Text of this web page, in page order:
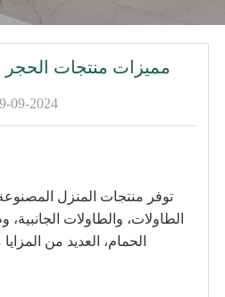
مميزات منتجات الحجر
09-2024
توفر منتجات المنزل
الطاولات، والطاولات
الحمام، العديد من